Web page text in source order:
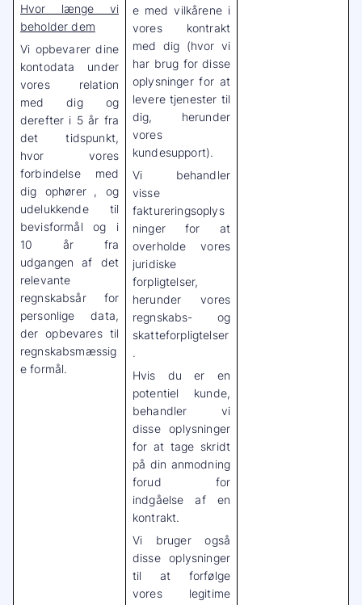
Hvor længe vi
beholder dem
Vi opbevarer dine
kontodata under
vores relation
med dig og
derefter i 5 år fra
det tidspunkt,
hvor vores
forbindelse med
dig ophører , og
udelukkende til
bevisformål og i
10 år fra
udgangen af det
relevante
regnskabsår for
personlige data,
der opbevares til
regnskabsmæssig
e formål.
e med vilkårene i
vores kontrakt
med dig (hvor vi
har brug for disse
oplysninger for at
levere tjenester til
dig, herunder
vores
kundesupport).
Vi behandler
visse
faktureringsoplys
ninger for at
overholde vores
juridiske
forpligtelser,
herunder vores
regnskabs- og
skatteforpligtelser
.
Hvis du er en
potentiel kunde,
behandler vi
disse oplysninger
for at tage skridt
på din anmodning
forud for
indgåelse af en
kontrakt.
Vi bruger også
disse oplysninger
til at forfølge
vores legitime